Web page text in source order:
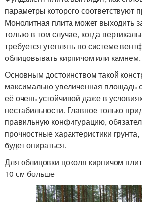
параметры которого соответствуют
Монолитная плита может выходить
только в том случае, когда
требуется утеплять по системе
облицовывать кирпичом или камнем.
Основным достоинством такой
максимально увеличенная
её очень устойчивой даже в
нестабильности. Главное только
правильную конфигурацию,
прочностные характеристики
будет опираться.
Для облицовки цоколя кирпичом
10 см больше